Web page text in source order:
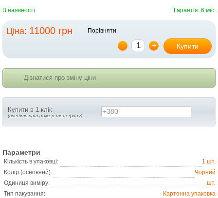
В наявності Гарантія: 6 міс.
Ціна: 11000 грн Порівняти
- + Купити
Дізнатися про зміну ціни
Купити в 1 клік
(введіть ваш номер телефону) +380
Параметри
Кількість в упаковці:
1 шт.
Колір (основний):
Чорний
Одиниця виміру:
шт.
Тип пакування:
Картонна упаковка